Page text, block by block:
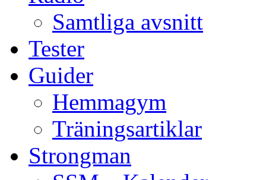
Samtliga avsnitt
Tester
Guider
Hemmagym
Träningsartiklar
Strongman